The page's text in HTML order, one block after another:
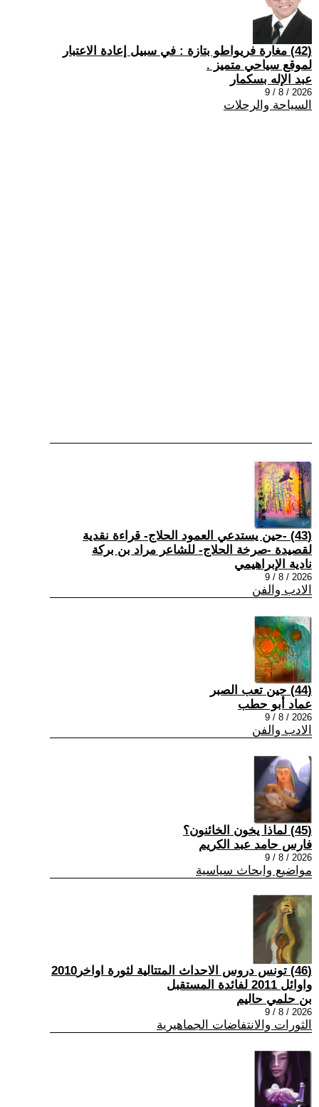
(42) مغارة فريواطو بتازة : في سبيل إعادة الاعتبار
لموقع سياحي متميز .
عبد الإله بسكمار
2026 / 8 / 9
السياحة والرحلات
(43) -حين يستدعي العمود الحلاج- قراءة نقدية
لقصيدة -صرخة الحلاج- للشاعر مراد بن بركة
نادية الإبراهيمي
2026 / 8 / 9
الادب والفن
(44) حين تعب الصبر
عماد أبو حطب
2026 / 8 / 9
الادب والفن
(45) لماذا يخون الخائنون؟
فارس حامد عبد الكريم
2026 / 8 / 9
مواضيع وابحاث سياسية
(46) تونس دروس الاحداث المتتالية لثورة اواخر2010
واوائل 2011 لفائدة المستقبل
بن حلمي حاليم
2026 / 8 / 9
الثورات والانتفاضات الجماهيرية